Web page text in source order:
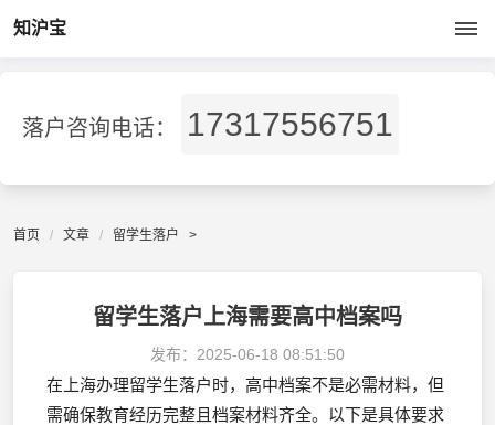
知沪宝
落户咨询电话： 17317556751
首页 文章 留学生落户 >
留学生落户上海需要高中档案吗
发布： 2025-06-18 08:51:50
在上海办理留学生落户时，高中档案不是必需材料，但
需确保教育经历完整且档案材料齐全。以下是具体要求